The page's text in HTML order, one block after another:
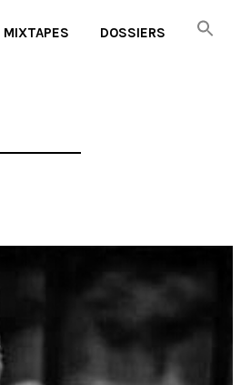
MIXTAPES DOSSIERS